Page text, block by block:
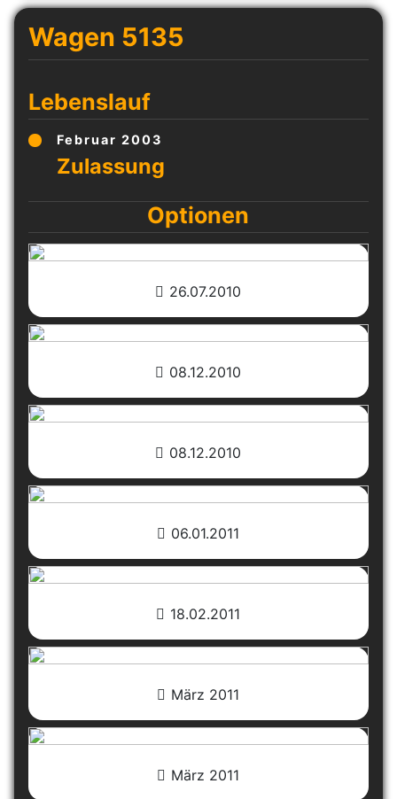
Wagen 5135
Lebenslauf
Februar 2003
Optionen
26.07.2010
08.12.2010
08.12.2010
06.01.2011
18.02.2011
März 2011
März 2011